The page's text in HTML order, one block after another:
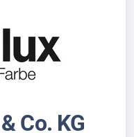
Co. KG